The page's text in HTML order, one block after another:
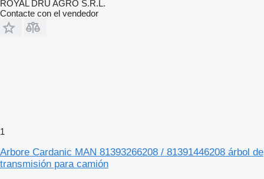
ROYAL DRU AGRO S.R.L.
Contacte con el vendedor
1
Arbore Cardanic MAN 81393266208 / 81391446208 árbol de
transmisión para camión